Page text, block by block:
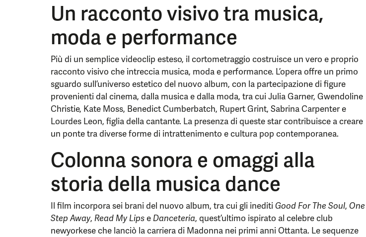
Un racconto visivo tra musica,
moda e performance
Più di un semplice videoclip esteso, il cortometraggio costruisce un vero e proprio
racconto visivo che intreccia musica, moda e performance. L’opera offre un primo
sguardo sull’universo estetico del nuovo album, con la partecipazione di figure
provenienti dal cinema, dalla musica e dalla moda, tra cui Julia Garner, Gwendoline
Christie, Kate Moss, Benedict Cumberbatch, Rupert Grint, Sabrina Carpenter e
Lourdes Leon, figlia della cantante. La presenza di queste star contribuisce a creare
un ponte tra diverse forme di intrattenimento e cultura pop contemporanea.
Colonna sonora e omaggi alla
storia della musica dance
Il film incorpora sei brani del nuovo album, tra cui gli ineditiGood For The Soul, One
Step Away, Read My Lipse Danceteria, quest’ultimo ispirato al celebre club
newyorkese che lanciò la carriera di Madonna nei primi anni Ottanta. Le sequenze